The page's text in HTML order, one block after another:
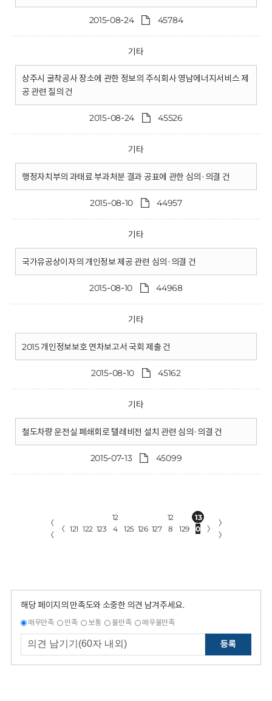
2015-08-24 45784
기타
상주시 굴착공사 장소에 관한 정보의 주식회사 영남에너지서비스 제
공 관련 질의 건
2015-08-24 45526
기타
행정자치부의 과태료 부과처분 결과 공표에 관한 심의·의결 건
2015-08-10 44957
기타
국가유공상이자의 개인정보 제공 관련 심의·의결 건
2015-08-10 44968
기타
2015 개인정보보호 연차보고서 국회 제출 건
2015-08-10 45162
기타
철도차량 운전실 폐쇄회로 텔레비전 설치 관련 심의·의결 건
2015-07-13 45099
〈
〈
〈 121 122 123
12
4
125 126 127
12
8
129
13
0
〉
〉
〉
해당 페이지의 만족도와 소중한 의견 남겨주세요.
매우만족 만족 보통 불만족 매우불만족
등록